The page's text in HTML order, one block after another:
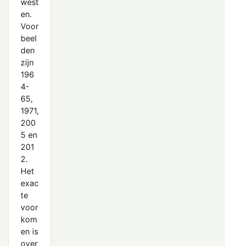
west
en.
Voor
beel
den
zijn
196
4-
65,
1971,
200
5 en
201
2.
Het
exac
te
voor
kom
en is
over